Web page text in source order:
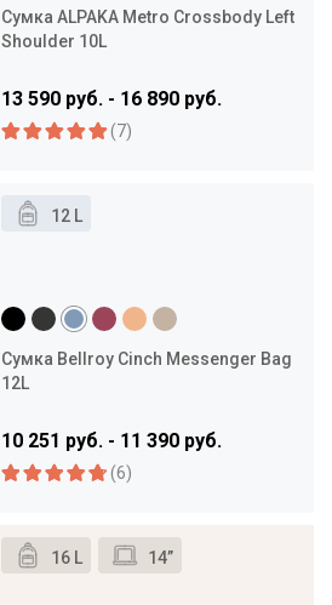
Сумка ALPAKA Metro Crossbody Left
Shoulder 10L
13 590 руб. - 16 890 руб.
(7)
12 L
Сумка Bellroy Cinch Messenger Bag
12L
10 251 руб. - 11 390 руб.
(6)
16 L 14”